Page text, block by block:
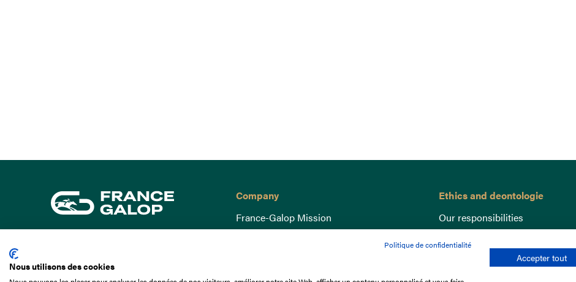
+33 1 49 10 20 29
Company
France-Galop Mission
Governance
Ethics and deontologie
Our responsibilities
Lutte anti-dopage
Equine Welfare
Gender Equality
Politique de confidentialité
Nous utilisons des cookies
Accepter tout